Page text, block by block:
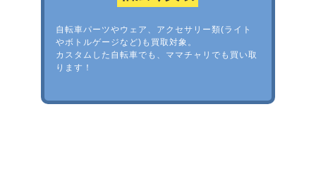
自転車パーツやウェア、アクセサリー類(ライト
やボトルゲージなど)も買取対象。
カスタムした自転車でも、ママチャリでも買い取
ります！